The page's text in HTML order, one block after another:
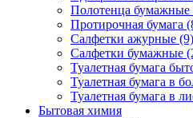
Полотенца бумажные
Протирочная бумага
Салфетки ажурные (9)
Салфетки бумажные
Туалетная бумага
Туалетная бумага в
Туалетная бумага в
Бытовая химия